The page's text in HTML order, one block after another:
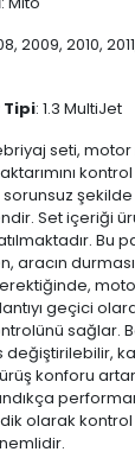
2009, 2010,
Tipi: 1.3 MultiJet
seti, motor
şekilde
Set içeriği
Bu
aracın
geçici
sağlar.
konforu
olarak